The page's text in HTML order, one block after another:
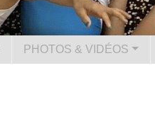
PHOTOS & VIDÉOS